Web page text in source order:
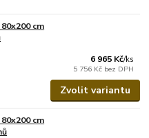
cm
6 965 Kč/ks
5 756 Kč bez DPH
Zvolit variantu
cm